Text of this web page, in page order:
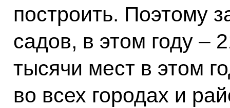
построить. Поэтому
садов, в этом году –
тысячи мест в этом
во всех городах и